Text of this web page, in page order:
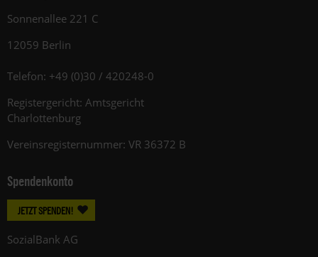
Sonnenallee 221 C
12059 Berlin
Telefon: +49 (0)30 / 420248-0
Registergericht: Amtsgericht
Charlottenburg
Vereinsregisternummer: VR 36372 B
Spendenkonto
JETZT SPENDEN!
SozialBank AG